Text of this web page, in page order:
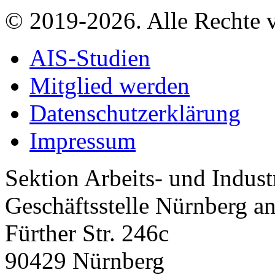
© 2019-2026. Alle Rechte
AIS-Studien
Mitglied werden
Datenschutzerklärung
Impressum
Sektion Arbeits- und
Geschäftsstelle Nürnberg
Fürther Str. 246c
90429 Nürnberg